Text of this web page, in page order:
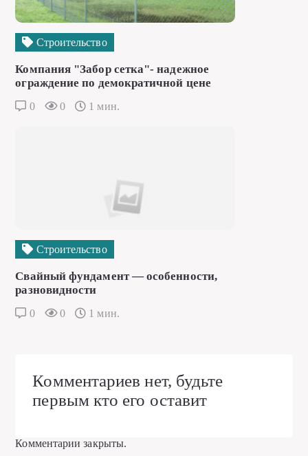
Строительство
Компания "Забор сетка"- надежное
ограждение по демократичной цене
0 0 1 мин.
Строительство
Свайный фундамент — особенности,
разновидности
0 0 1 мин.
Комментариев нет, будьте
первым кто его оставит
Комментарии закрыты.